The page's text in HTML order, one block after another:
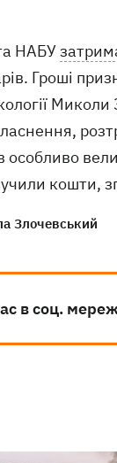
НАБУ
Гроші
кошти,
Злочевський
в соц.